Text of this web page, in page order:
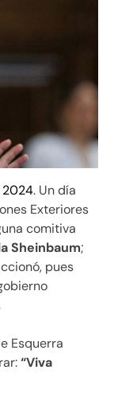
2024. Un día
Exteriores
comitiva
Sheinbaum;
pues
Esquerra
“Viva